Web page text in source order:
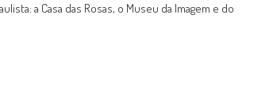
a Casa das Rosas, o Museu da Imagem e do